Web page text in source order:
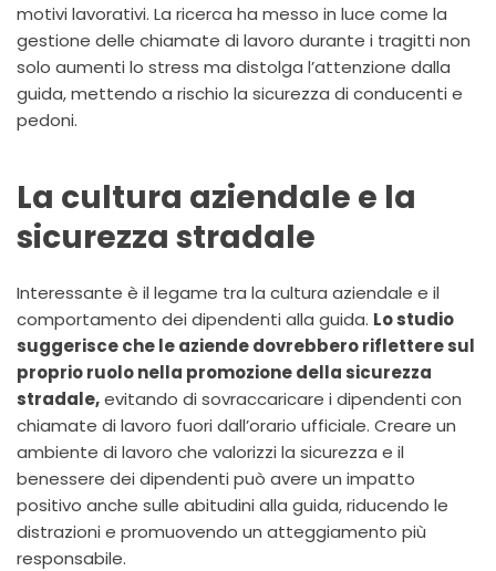
motivi lavorativi. La ricerca ha messo in luce come la
gestione delle chiamate di lavoro durante i tragitti non
solo aumenti lo stress ma distolga l’attenzione dalla
guida, mettendo a rischio la sicurezza di conducenti e
pedoni.
La cultura aziendale e la
sicurezza stradale
Interessante è il legame tra la cultura aziendale e il
comportamento dei dipendenti alla guida. Lo studio
suggerisce che le aziende dovrebbero riflettere sul
proprio ruolo nella promozione della sicurezza
stradale,evitando di sovraccaricare i dipendenti con
chiamate di lavoro fuori dall’orario ufficiale. Creare un
ambiente di lavoro che valorizzi la sicurezza e il
benessere dei dipendenti può avere un impatto
positivo anche sulle abitudini alla guida, riducendo le
distrazioni e promuovendo un atteggiamento più
responsabile.